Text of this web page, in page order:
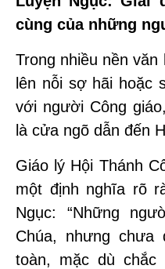
cùng của những
Trong nhiều nền
lên nỗi sợ hãi hoặc
với người Công
là cửa ngõ dẫn đến
Giáo lý Hội Thánh
một định nghĩa rõ
Ngục: “Những
Chúa, nhưng chưa
toàn, mặc dù